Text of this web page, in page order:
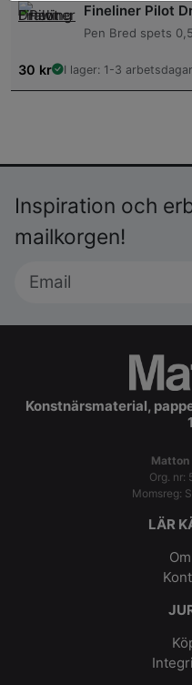
Fineliner Pilot
Pen Bred spets 0,5
30 kr I lager: 1-3 arbetsdagar
Inspiration och
mailkorgen!
Konstnärsmaterial,
Matton
Org. nr:
Momsreg:
LÄR